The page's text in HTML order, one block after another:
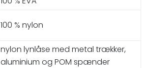
100 % nylon
nylon lynlåse med metal trækker,
aluminium og POM spænder